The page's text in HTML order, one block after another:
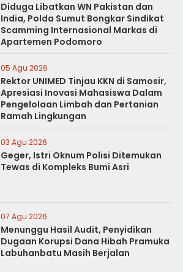
Diduga Libatkan WN Pakistan dan
India, Polda Sumut Bongkar Sindikat
Scamming Internasional Markas di
Apartemen Podomoro
05 Agu 2026
Rektor UNIMED Tinjau KKN di Samosir,
Apresiasi Inovasi Mahasiswa Dalam
Pengelolaan Limbah dan Pertanian
Ramah Lingkungan
03 Agu 2026
Geger, Istri Oknum Polisi Ditemukan
Tewas di Kompleks Bumi Asri
07 Agu 2026
Menunggu Hasil Audit, Penyidikan
Dugaan Korupsi Dana Hibah Pramuka
Labuhanbatu Masih Berjalan